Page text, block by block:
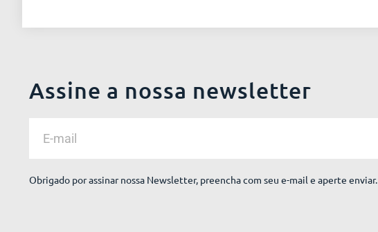
Assine a nossa newsletter
Obrigado por assinar nossa Newsletter, preencha com seu e-mail e aperte enviar.